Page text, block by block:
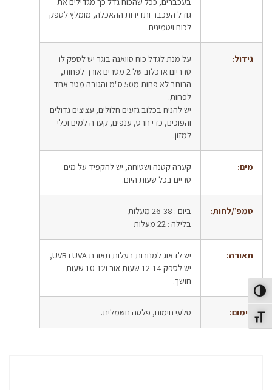
הפעל/כבה ניגודיות גבוהה
מתג גודל גופן
גודל העכבר ותדירות ההאכלה, מומלץ לספק
לכוח ויטמינים.
גידול:
על מנת לגדל כוח סוואנה בוגר יש לספק לו
טרריום או כלוב של 2 מטרים אורך לפחות,
הרוחב לא פחות מ50 ס"מ והגובה מטר אחד
לפחות.
יש להניח בכלוב גזעים חלולים, עציצים גדולים
והפוכים, כדי חרס, ענפים, קערה למים וכלי
למזון.
מים:
קערה קטנה ושטוחה, יש להקפיד על מים
טריים בכל שעות היום.
טמפ’/לחות:
ביום : 26-38 מעלות
בלילה : 22 מעלות
תאורה:
יש לדאוג למנורות בעלות תאורת UVA ו UVB,
יש לספק 12-14 שעות אור ו10-12 שעות
חושך.
חימום: סלעי חימום, פלטה חשמלית.